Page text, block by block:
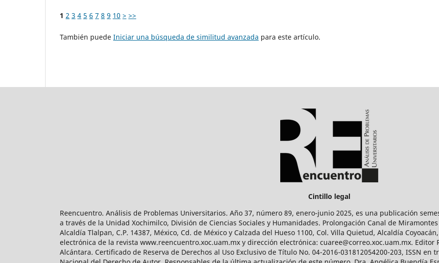
1 2 3 4 5 6 7 8 9 10 > >>
También puede Iniciar una búsqueda de similitud avanzada para este artículo.
Cintillo legal
Reencuentro. Análisis de Problemas Universitarios. Año 37, número 89, enero-junio 2025, es una publicación
a través de la Unidad Xochimilco, División de Ciencias Sociales y Humanidades. Prolongación Canal de Miramontes
Alcaldía Tlalpan, C.P. 14387, México, Cd. de México y Calzada del Hueso 1100, Col. Villa Quietud, Alcaldía
electrónica de la revista www.reencuentro.xoc.uam.mx y dirección electrónica: cuaree@correo.xoc.uam.mx. Editor
Alcántara. Certificado de Reserva de Derechos al Uso Exclusivo de Título No. 04-2016-031812054200-203, ISSN